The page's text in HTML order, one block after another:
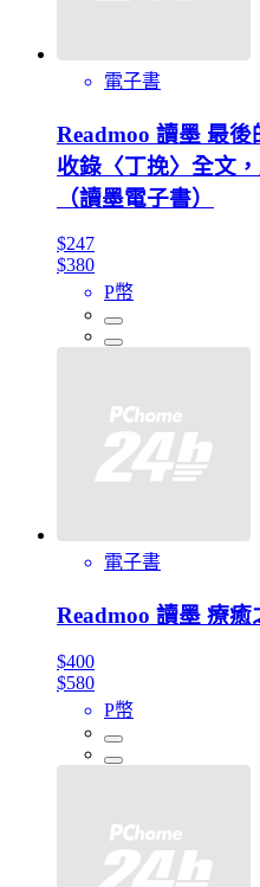
電子書
Readmoo 讀墨 最
收錄〈丁挽〉全文
（讀墨電子書）
$247
$380
P幣
電子書
Readmoo 讀墨 療癒
$400
$580
P幣